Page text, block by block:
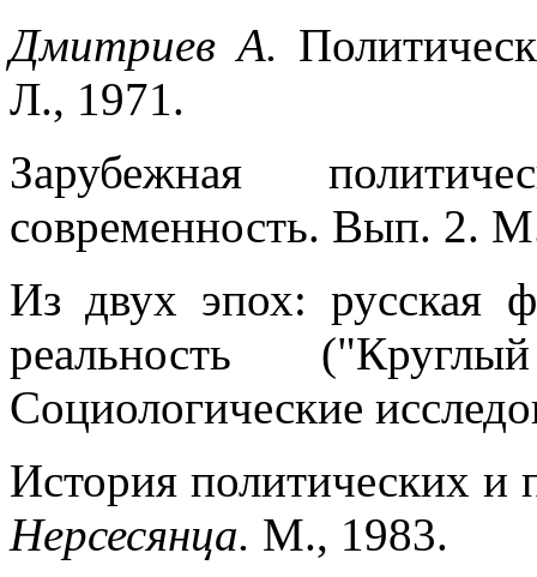
Дмитриев А.
Л., 1971.
Зарубежная
современность. Вып. 2. М
Из двух эпох: русская
реальность
Социологические
История политических
Нерсесянца. М., 1983.